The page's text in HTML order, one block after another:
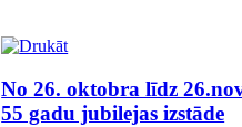
No 26. oktobra līdz
55 gadu jubilejas izstāde